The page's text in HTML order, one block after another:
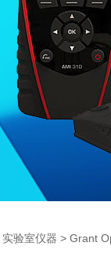
实验室仪器 > Grant